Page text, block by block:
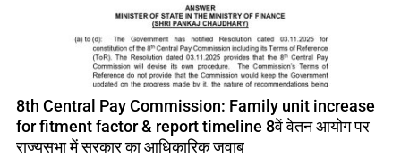
8th Central Pay Commission: Family unit increase
for fitment factor & report timeline 8वें वेतन आयोग पर
राज्यसभा में सरकार का आधिकारिक जवाब